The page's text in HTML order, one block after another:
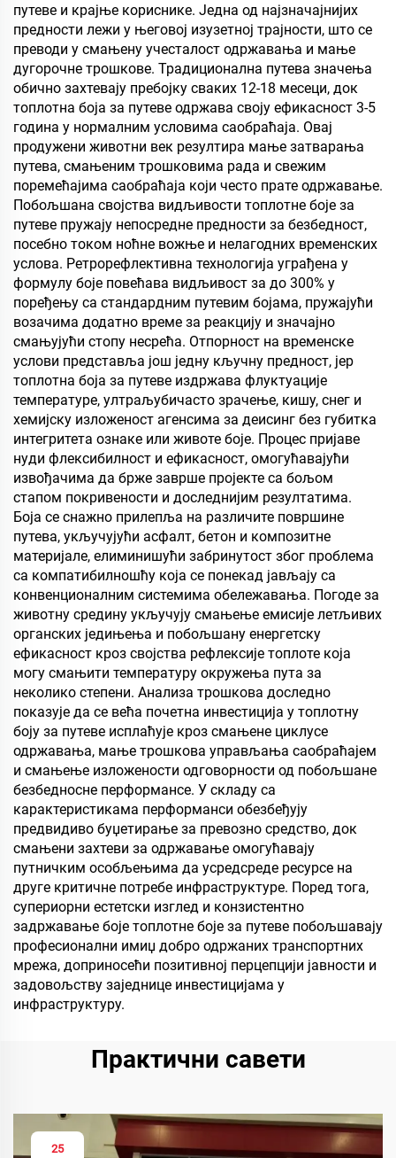
путеве и крајње кориснике. Једна од најзначајнијих
предности лежи у његовој изузетној трајности, што се
преводи у смањену учесталост одржавања и мање
дугорочне трошкове. Традиционална путева значења
обично захтевају пребојку сваких 12-18 месеци, док
топлотна боја за путеве одржава своју ефикасност 3-5
година у нормалним условима саобраћаја. Овај
продужени животни век резултира мање затварања
путева, смањеним трошковима рада и свежим
поремећајима саобраћаја који често прате одржавање.
Побољшана својства видљивости топлотне боје за
путеве пружају непосредне предности за безбедност,
посебно током ноћне вожње и нелагодних временских
услова. Ретрорефлективна технологија уграђена у
формулу боје повећава видљивост за до 300% у
поређењу са стандардним путевим бојама, пружајући
возачима додатно време за реакцију и значајно
смањујући стопу несрећа. Отпорност на временске
услови представља још једну кључну предност, јер
топлотна боја за путеве издржава флуктуације
температуре, ултраљубичасто зрачење, кишу, снег и
хемијску изложеност агенсима за деисинг без губитка
интегритета ознаке или животе боје. Процес пријаве
нуди флексибилност и ефикасност, омогућавајући
извођачима да брже заврше пројекте са бољом
стапом покривености и доследнијим резултатима.
Боја се снажно прилепља на различите површине
путева, укључујући асфалт, бетон и композитне
материјале, елиминишући забринутост због проблема
са компатибилношћу која се понекад јављају са
конвенционалним системима обележавања. Погоде за
животну средину укључују смањење емисије летљивих
органских једињења и побољшану енергетску
ефикасност кроз својства рефлексије топлоте која
могу смањити температуру окружења пута за
неколико степени. Анализа трошкова доследно
показује да се већа почетна инвестиција у топлотну
боју за путеве исплаћује кроз смањене циклусе
одржавања, мање трошкова управљања саобраћајем
и смањење изложености одговорности од побољшане
безбедносне перформансе. У складу са
карактеристикама перформанси обезбеђују
предвидиво буџетирање за превозно средство, док
смањени захтеви за одржавање омогућавају
путничким особљењима да усредсреде ресурсе на
друге критичне потребе инфраструктуре. Поред тога,
супериорни естетски изглед и конзистентно
задржавање боје топлотне боје за путеве побољшавају
професионални имиџ добро одржаних транспортних
мрежа, доприносећи позитивној перцепцији јавности и
задовољству заједнице инвестицијама у
инфраструктуру.
Практични савети
25